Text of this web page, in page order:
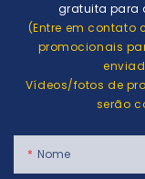
gratuita para
(Entre em contato
promocionais
Vídeos/fotos de
serão
Nome